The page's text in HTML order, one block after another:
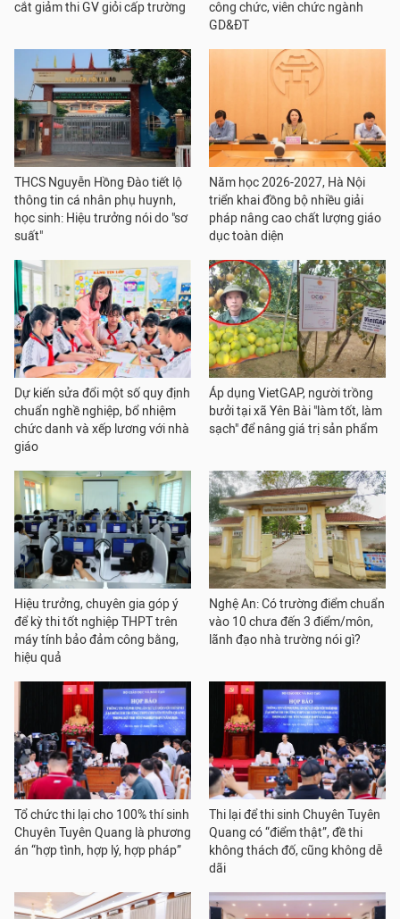
cắt giảm thi GV giỏi cấp trường
công chức, viên chức ngành
GD&ĐT
THCS Nguyễn Hồng Đào tiết lộ
thông tin cá nhân phụ huynh,
học sinh: Hiệu trưởng nói do "sơ
suất"
Năm học 2026-2027, Hà Nội
triển khai đồng bộ nhiều giải
pháp nâng cao chất lượng giáo
dục toàn diện
Dự kiến sửa đổi một số quy định
chuẩn nghề nghiệp, bổ nhiệm
chức danh và xếp lương với nhà
giáo
Áp dụng VietGAP, người trồng
bưởi tại xã Yên Bài "làm tốt, làm
sạch" để nâng giá trị sản phẩm
Hiệu trưởng, chuyên gia góp ý
để kỳ thi tốt nghiệp THPT trên
máy tính bảo đảm công bằng,
hiệu quả
Nghệ An: Có trường điểm chuẩn
vào 10 chưa đến 3 điểm/môn,
lãnh đạo nhà trường nói gì?
Tổ chức thi lại cho 100% thí sinh
Chuyên Tuyên Quang là phương
án “hợp tình, hợp lý, hợp pháp”
Thi lại để thi sinh Chuyên Tuyên
Quang có “điểm thật”, đề thi
không thách đố, cũng không dễ
dãi